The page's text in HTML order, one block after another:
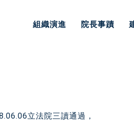
組織演進 院長事蹟
立法院三讀通過，